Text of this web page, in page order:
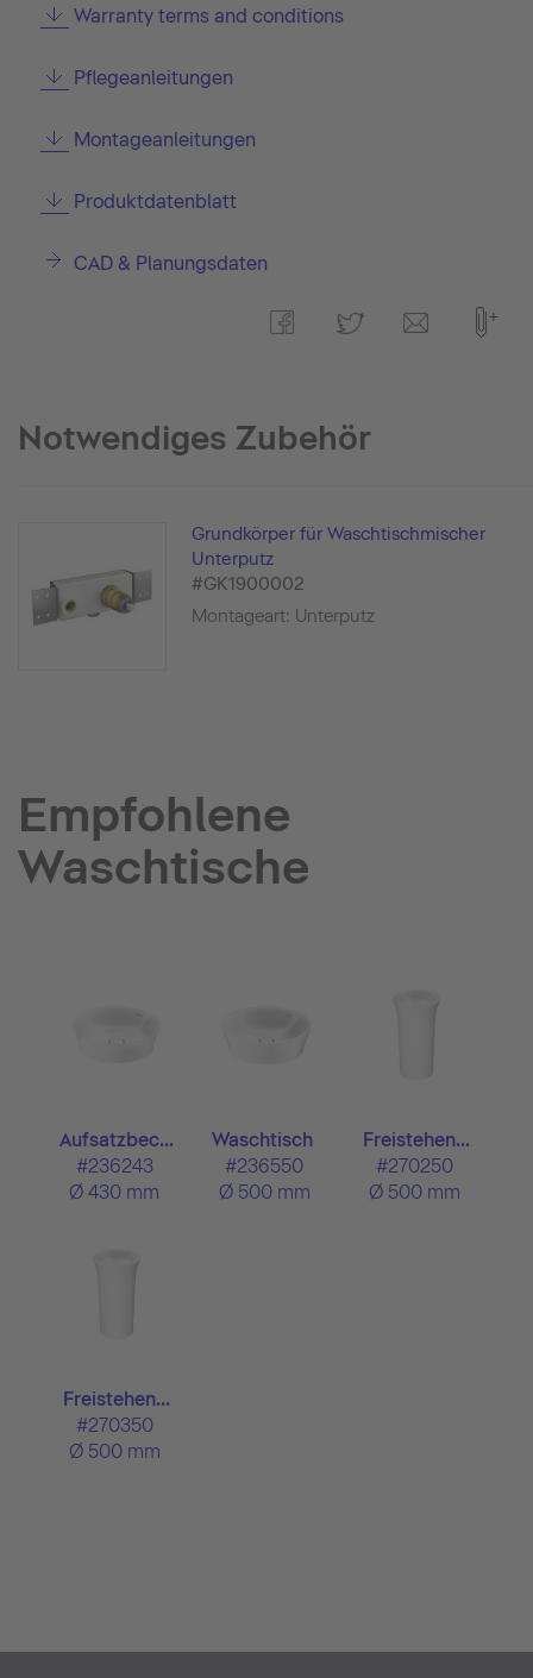
Warranty terms and conditions
Pflegeanleitungen
Montageanleitungen
Produktdatenblatt
CAD & Planungsdaten
Notwendiges Zubehör
Grundkörper für Waschtischmischer
Unterputz
#GK1900002
Montageart: Unterputz
Empfohlene
Waschtische
Aufsatzbec...
#236243
Ø 430 mm
Waschtisch
#236550
Ø 500 mm
Freistehen...
#270250
Ø 500 mm
Freistehen...
#270350
Ø 500 mm